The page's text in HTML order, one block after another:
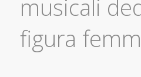
musicali
figura